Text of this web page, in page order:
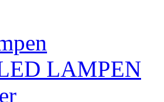
LAMPEN